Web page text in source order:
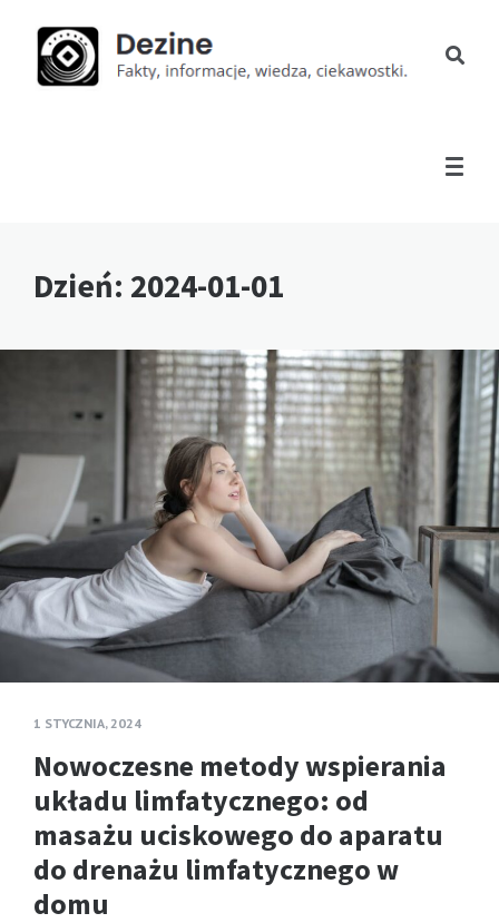
Dzień: 2024-01-01
1 STYCZNIA, 2024
Nowoczesne metody wspierania
układu limfatycznego: od
masażu uciskowego do aparatu
do drenażu limfatycznego w
domu